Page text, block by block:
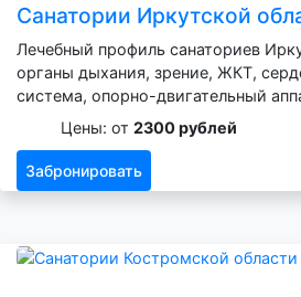
Санатории Иркутской
Лечебный профиль санаториев
органы дыхания, зрение, ЖКТ,
система, опорно-двигательный
Цены: от 2300 рублей
Забронировать